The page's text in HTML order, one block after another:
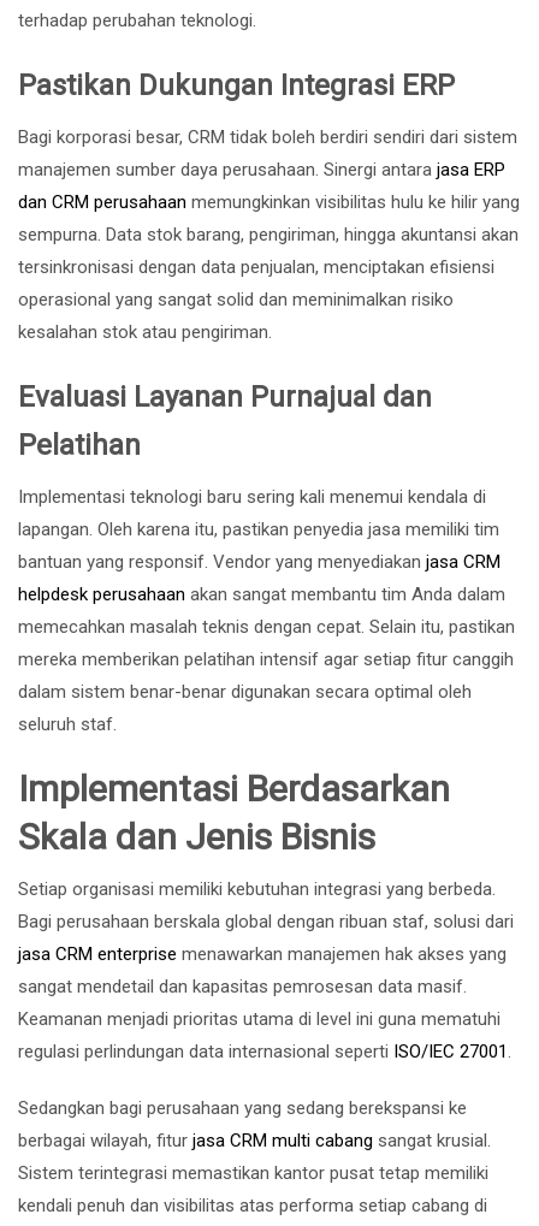
terhadap perubahan teknologi.
Pastikan Dukungan Integrasi ERP
Bagi korporasi besar, CRM tidak boleh berdiri sendiri dari sistem
manajemen sumber daya perusahaan. Sinergi antara jasa ERP
dan CRM perusahaan memungkinkan visibilitas hulu ke hilir yang
sempurna. Data stok barang, pengiriman, hingga akuntansi akan
tersinkronisasi dengan data penjualan, menciptakan efisiensi
operasional yang sangat solid dan meminimalkan risiko
kesalahan stok atau pengiriman.
Evaluasi Layanan Purnajual dan
Pelatihan
Implementasi teknologi baru sering kali menemui kendala di
lapangan. Oleh karena itu, pastikan penyedia jasa memiliki tim
bantuan yang responsif. Vendor yang menyediakan jasa CRM
helpdesk perusahaan akan sangat membantu tim Anda dalam
memecahkan masalah teknis dengan cepat. Selain itu, pastikan
mereka memberikan pelatihan intensif agar setiap fitur canggih
dalam sistem benar-benar digunakan secara optimal oleh
seluruh staf.
Implementasi Berdasarkan
Skala dan Jenis Bisnis
Setiap organisasi memiliki kebutuhan integrasi yang berbeda.
Bagi perusahaan berskala global dengan ribuan staf, solusi dari
jasa CRM enterprise menawarkan manajemen hak akses yang
sangat mendetail dan kapasitas pemrosesan data masif.
Keamanan menjadi prioritas utama di level ini guna mematuhi
regulasi perlindungan data internasional seperti ISO/IEC 27001.
Sedangkan bagi perusahaan yang sedang berekspansi ke
berbagai wilayah, fitur jasa CRM multi cabang sangat krusial.
Sistem terintegrasi memastikan kantor pusat tetap memiliki
kendali penuh dan visibilitas atas performa setiap cabang di